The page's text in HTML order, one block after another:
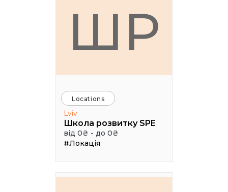
ШР
Locations
Lviv
Школа розвитку SPE
від 0₴ - до 0₴
#Локація